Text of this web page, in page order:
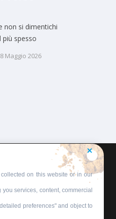
non si dimentichi
più spesso
8 Maggio 2026
on this website or in our
services, content, commercial
preferences" and object to